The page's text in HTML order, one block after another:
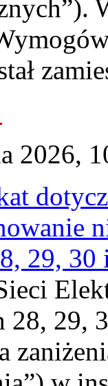
2026,
29, 30
28, 29,